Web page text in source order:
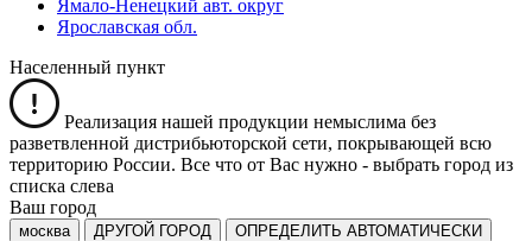
Ямало-Ненецкий авт. округ
Ярославская обл.
Населенный пункт
Реализация нашей продукции немыслима без
разветвленной дистрибьюторской сети, покрывающей всю
территорию России. Все что от Вас нужно - выбрать город из
списка слева
Ваш город
москва ДРУГОЙ ГОРОД
ОПРЕДЕЛИТЬ АВТОМАТИЧЕСКИ